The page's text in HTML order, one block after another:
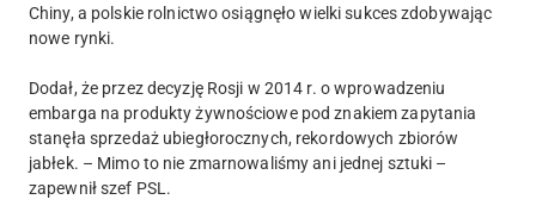
Chiny, a polskie rolnictwo osiągnęło wielki sukces zdobywając
nowe rynki.
Dodał, że przez decyzję Rosji w 2014 r. o wprowadzeniu
embarga na produkty żywnościowe pod znakiem zapytania
stanęła sprzedaż ubiegłorocznych, rekordowych zbiorów
jabłek. – Mimo to nie zmarnowaliśmy ani jednej sztuki –
zapewnił szef PSL.